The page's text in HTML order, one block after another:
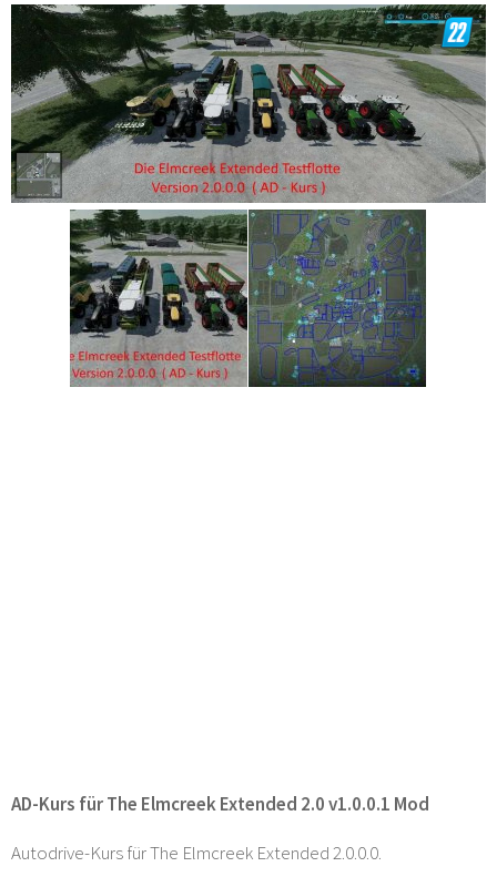
AD-Kurs für The Elmcreek Extended 2.0 v1.0.0.1 Mod
Autodrive-Kurs für The Elmcreek Extended 2.0.0.0.